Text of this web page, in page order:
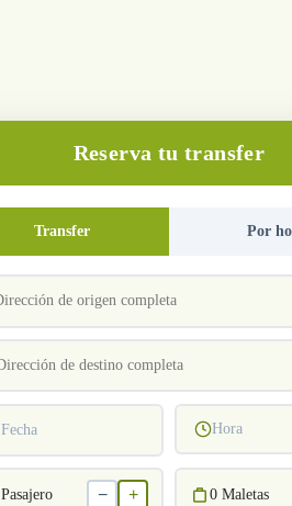
Reserva tu transfer
Transfer Por
Fecha Hora
Pasajero − + 0 Maletas